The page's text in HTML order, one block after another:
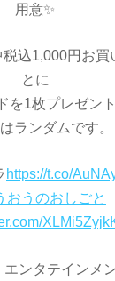
用意✨
税込1,000円お買
とに
を1枚プレゼン
ランダムです。
https://t.co/
おうのおしごと
ンタテインメ